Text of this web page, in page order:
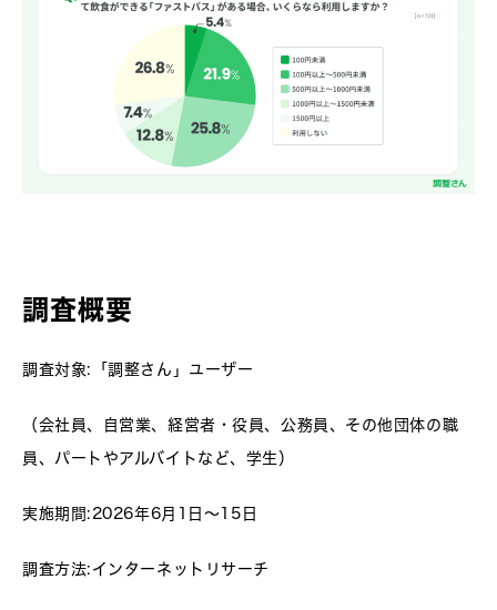
調査概要
調査対象:「調整さん」ユーザー
（会社員、自営業、経営者・役員、公務員、その他団体の職
員、パートやアルバイトなど、学生）
実施期間:2026年6月1日～15日
調査方法:インターネットリサーチ